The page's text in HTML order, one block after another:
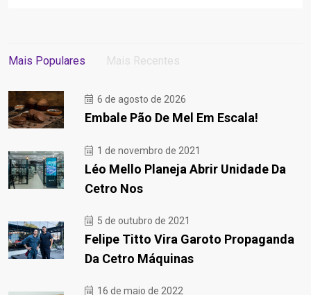
Mais Populares Mais Recentes
6 de agosto de 2026
Embale Pão De Mel Em Escala!
1 de novembro de 2021
Léo Mello Planeja Abrir Unidade Da
Cetro Nos
5 de outubro de 2021
Felipe Titto Vira Garoto Propaganda
Da Cetro Máquinas
16 de maio de 2022